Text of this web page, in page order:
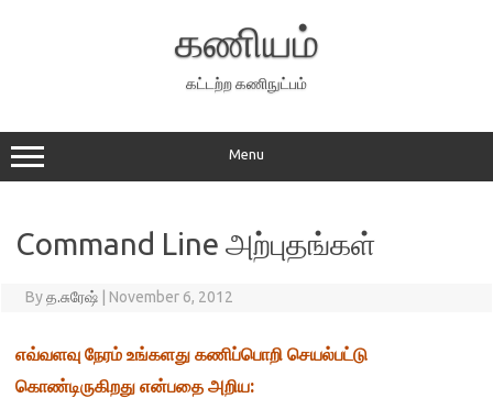
கணியம்
கட்டற்ற கணிநுட்பம்
Menu
Command Line அற்புதங்கள்
Byத.சுரேஷ் November 6, 2012
எவ்வளவு நேரம் உங்களது கணிப்பொறி செயல்பட்டு
கொண்டிருகிறது என்பதை அறிய: